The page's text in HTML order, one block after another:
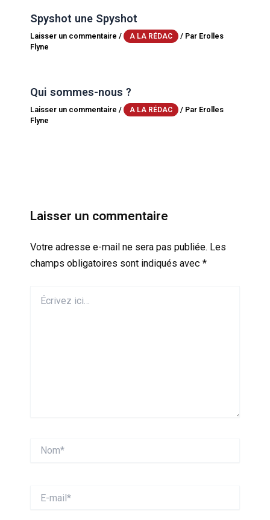
Spyshot une Spyshot
Laisser un commentaire / A LA RÉDAC / Par Erolles
Flyne
Qui sommes-nous ?
Laisser un commentaire / A LA RÉDAC / Par Erolles
Flyne
Laisser un commentaire
Votre adresse e-mail ne sera pas publiée. Les
champs obligatoires sont indiqués avec *
ici…
mail*